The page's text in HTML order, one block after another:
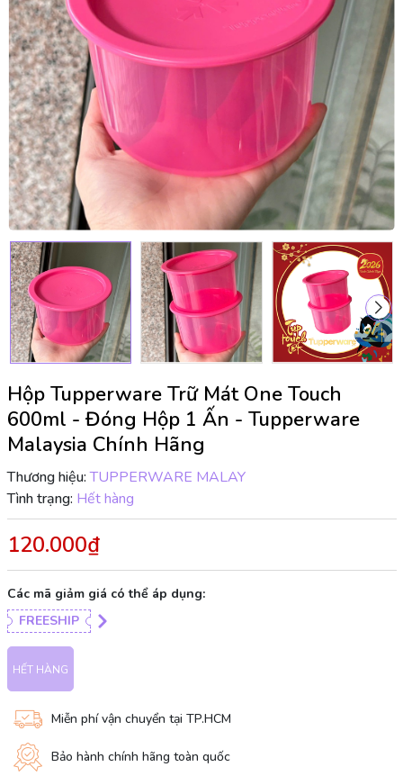
Hộp Tupperware Trữ Mát One Touch
600ml - Đóng Hộp 1 Ấn - Tupperware
Malaysia Chính Hãng
Thương hiệu: TUPPERWARE MALAY
Tình trạng: Hết hàng
120.000₫
Các mã giảm giá có thể áp dụng:
FREESHIP
HẾT HÀNG
Miễn phí vận chuyển tại TP.HCM
Bảo hành chính hãng toàn quốc